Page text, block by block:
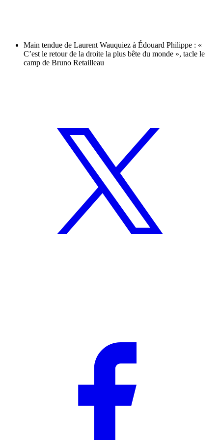
Main tendue de Laurent Wauquiez à Édouard Philippe : «
C’est le retour de la droite la plus bête du monde », tacle le
camp de Bruno Retailleau